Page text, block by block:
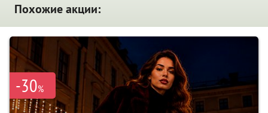
Похожие акции:
-30%